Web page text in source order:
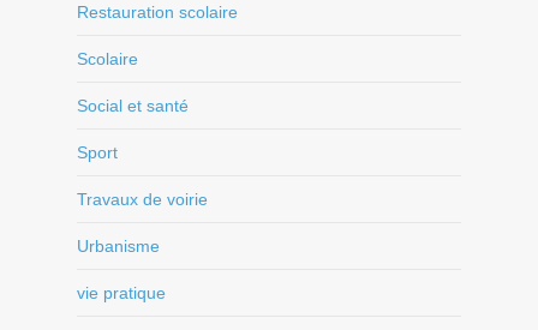
Restauration scolaire
Scolaire
Social et santé
Sport
Travaux de voirie
Urbanisme
vie pratique